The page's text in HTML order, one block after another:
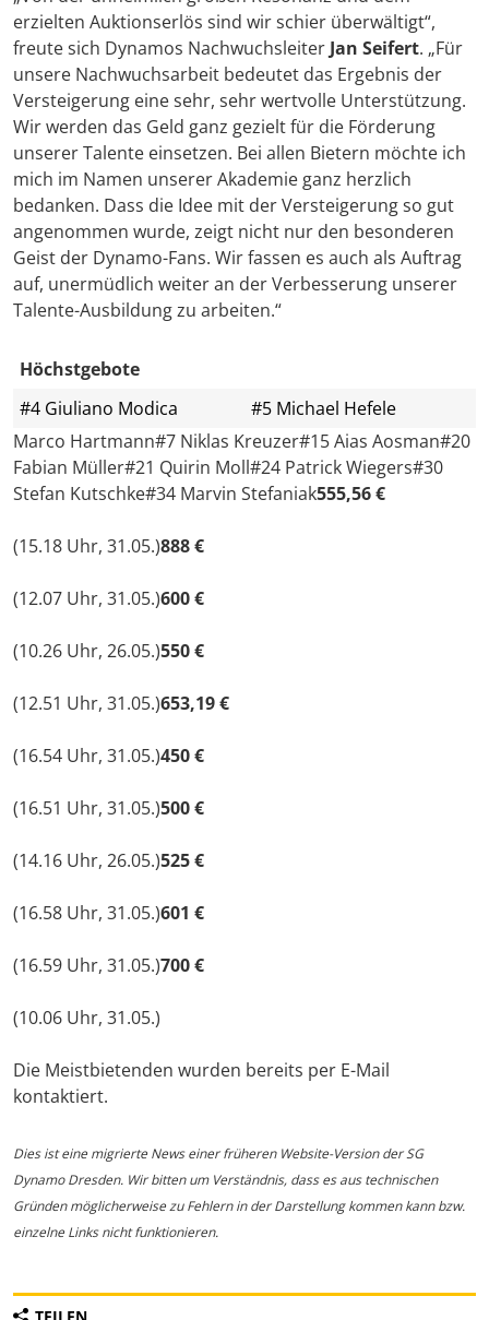
erzielten Auktionserlös sind wir schier überwältigt“,
freute sich Dynamos Nachwuchsleiter Jan Seifert. „Für
unsere Nachwuchsarbeit bedeutet das Ergebnis der
Versteigerung eine sehr, sehr wertvolle Unterstützung.
Wir werden das Geld ganz gezielt für die Förderung
unserer Talente einsetzen. Bei allen Bietern möchte ich
mich im Namen unserer Akademie ganz herzlich
bedanken. Dass die Idee mit der Versteigerung so gut
angenommen wurde, zeigt nicht nur den besonderen
Geist der Dynamo-Fans. Wir fassen es auch als Auftrag
auf, unermüdlich weiter an der Verbesserung unserer
Talente-Ausbildung zu arbeiten.“
Höchstgebote
#4 Giuliano Modica
#5 Michael Hefele
Marco Hartmann#7 Niklas Kreuzer#15 Aias Aosman#20
Fabian Müller#21 Quirin Moll#24 Patrick Wiegers#30
Stefan Kutschke#34 Marvin Stefaniak555,56 €
(15.18 Uhr, 31.05.)888 €
(12.07 Uhr, 31.05.)600 €
(10.26 Uhr, 26.05.)550 €
(12.51 Uhr, 31.05.)653,19 €
(16.54 Uhr, 31.05.)450 €
(16.51 Uhr, 31.05.)500 €
(14.16 Uhr, 26.05.)525 €
(16.58 Uhr, 31.05.)601 €
(16.59 Uhr, 31.05.)700 €
(10.06 Uhr, 31.05.)
Die Meistbietenden wurden bereits per E-Mail
kontaktiert.
Dies ist eine migrierte News einer früheren Website-Version der SG
Dynamo Dresden. Wir bitten um Verständnis, dass es aus technischen
Gründen möglicherweise zu Fehlern in der Darstellung kommen kann bzw.
einzelne Links nicht funktionieren.